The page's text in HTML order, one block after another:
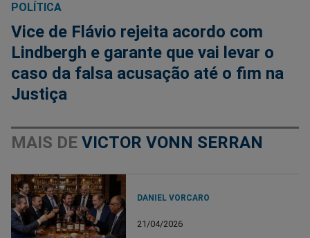
POLÍTICA
Vice de Flávio rejeita acordo com
Lindbergh e garante que vai levar o
caso da falsa acusação até o fim na
Justiça
MAIS DE VICTOR VONN SERRAN
DANIEL VORCARO
21/04/2026